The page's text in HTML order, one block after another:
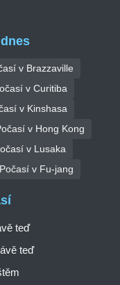
v Brazzaville
v Curitiba
v Kinshasa
v Hong Kong
v Lusaka
v Fu-jang
teď
teď